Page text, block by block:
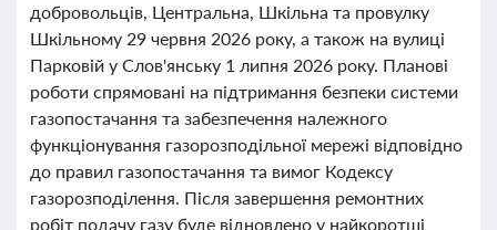
добровольців, Центральна, Шкільна та провулку
Шкільному 29 червня 2026 року, а також на вулиці
Парковій у Слов'янську 1 липня 2026 року. Планові
роботи спрямовані на підтримання безпеки системи
газопостачання та забезпечення належного
функціонування газорозподільної мережі відповідно
до правил газопостачання та вимог Кодексу
газорозподілення. Після завершення ремонтних
робіт подачу газу буде відновлено у найкоротші